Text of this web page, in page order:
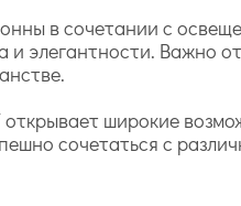
в сочетании с
и элегантности. Важно
широкие
сочетаться с